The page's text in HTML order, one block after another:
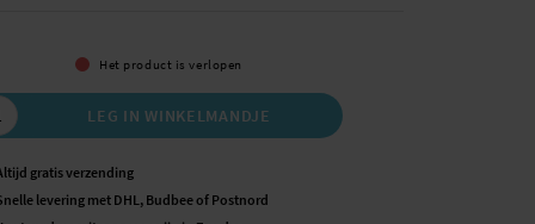
Het product is verlopen
LEG IN WINKELMANDJE
gratis verzending
levering met DHL, Budbee of Postnord